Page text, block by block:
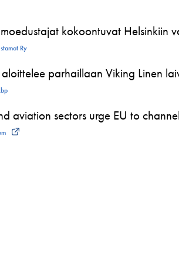
kokoontuvat Helsinkiin
Ry
parhaillaan Viking Linen
aviation sectors urge EU to